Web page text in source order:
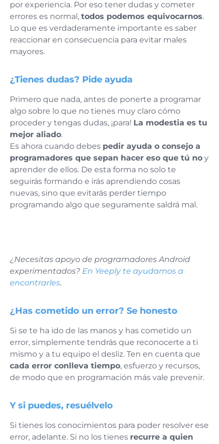
por experiencia. Por eso tener dudas y cometer
errores es normal, todos podemos equivocarnos.
Lo que es verdaderamente importante es saber
reaccionar en consecuencia para evitar males
mayores.
¿Tienes dudas? Pide ayuda
Primero que nada, antes de ponerte a programar
algo sobre lo que no tienes muy claro cómo
proceder y tengas dudas, ¡para! La modestia es tu
mejor aliado.
Es ahora cuando debes pedir ayuda o consejo a
programadores que sepan hacer eso que tú no y
aprender de ellos. De esta forma no solo te
seguirás formando e irás aprendiendo cosas
nuevas, sino que evitarás perder tiempo
programando algo que seguramente saldrá mal.
¿Necesitas apoyo de programadores Android
experimentados? En Yeeply te ayudamos a
encontrarles.
¿Has cometido un error? Se honesto
Si se te ha ido de las manos y has cometido un
error, simplemente tendrás que reconocerte a ti
mismo y a tu equipo el desliz. Ten en cuenta que
cada error conlleva tiempo, esfuerzo y recursos,
de modo que en programación más vale prevenir.
Y si puedes, resuélvelo
Si tienes los conocimientos para poder resolver ese
error, adelante. Si no los tienes recurre a quien